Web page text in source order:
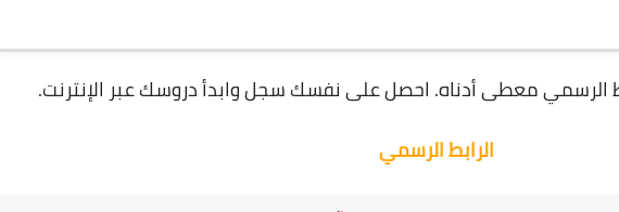
الرسمي معطى أدناه. احصل على نفسك سجل وابدأ دروسك عبر الإنترنت.
الرابط الرسمي